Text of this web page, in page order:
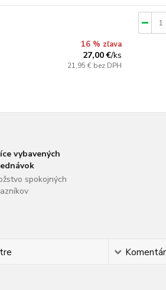
16 % zľava
27,00 €/ks
21,95 € bez DPH
vybavených
spokojných